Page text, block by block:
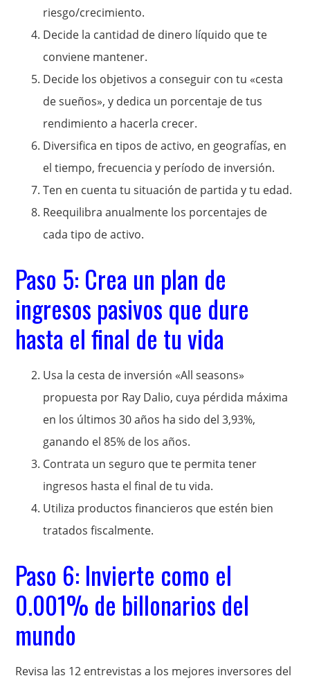
riesgo/crecimiento.
Decide la cantidad de dinero líquido que te
conviene mantener.
Decide los objetivos a conseguir con tu «cesta
de sueños», y dedica un porcentaje de tus
rendimiento a hacerla crecer.
Diversifica en tipos de activo, en geografías, en
el tiempo, frecuencia y período de inversión.
Ten en cuenta tu situación de partida y tu edad.
Reequilibra anualmente los porcentajes de
cada tipo de activo.
Paso 5: Crea un plan de
ingresos pasivos que dure
hasta el final de tu vida
Usa la cesta de inversión «All seasons»
propuesta por Ray Dalio, cuya pérdida máxima
en los últimos 30 años ha sido del 3,93%,
ganando el 85% de los años.
Contrata un seguro que te permita tener
ingresos hasta el final de tu vida.
Utiliza productos financieros que estén bien
tratados fiscalmente.
Paso 6: Invierte como el
0.001% de billonarios del
mundo
Revisa las 12 entrevistas a los mejores inversores del